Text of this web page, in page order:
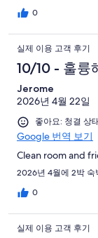
0
실제 이용 고객 후기
10/10 - 훌륭
Jerome
2026년 4월 22일
좋아요: 청결 상
Google 번역 보기
Clean room and
2026년 4월에 2박 숙
0
실제 이용 고객 후기